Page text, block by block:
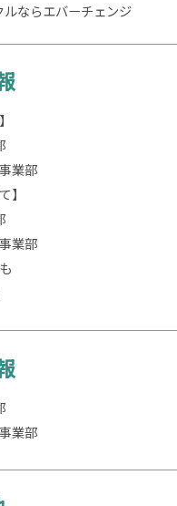
ルならエバーチェンジ
業部
】
業部
業部